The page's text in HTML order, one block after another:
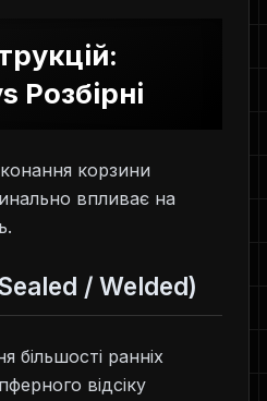
Розбірні
корзини
впливає на
/ Welded)
більшості ранніх
відсіку